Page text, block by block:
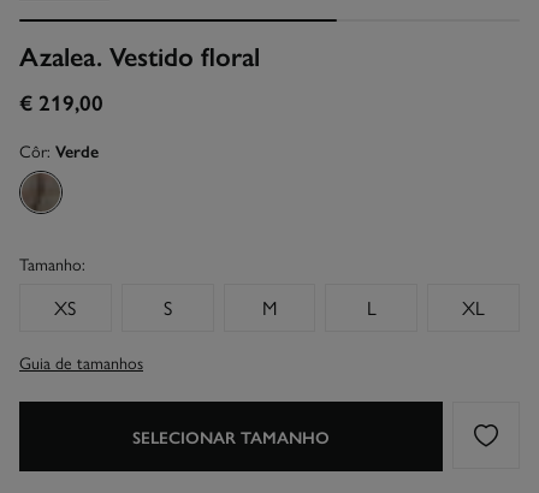
Azalea. Vestido floral
€ 219,00
Côr: Verde
Tamanho:
XS S M L XL
Guia de tamanhos
SELECIONAR TAMANHO